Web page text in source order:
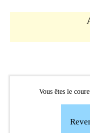
Vous êtes le